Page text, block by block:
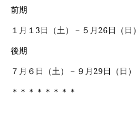
前期
１月１3日（土）－５月26日（日）
後期
７月６日（土）－９月29日（日）
＊＊＊＊＊＊＊＊